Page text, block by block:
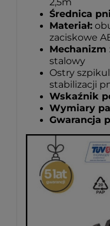
2,5m
Średnica
Materiał:
zaciskowe
Mechanizm
stalowy
Ostry
stabilizacji
Wskaźnik
Wymiary
Gwarancja